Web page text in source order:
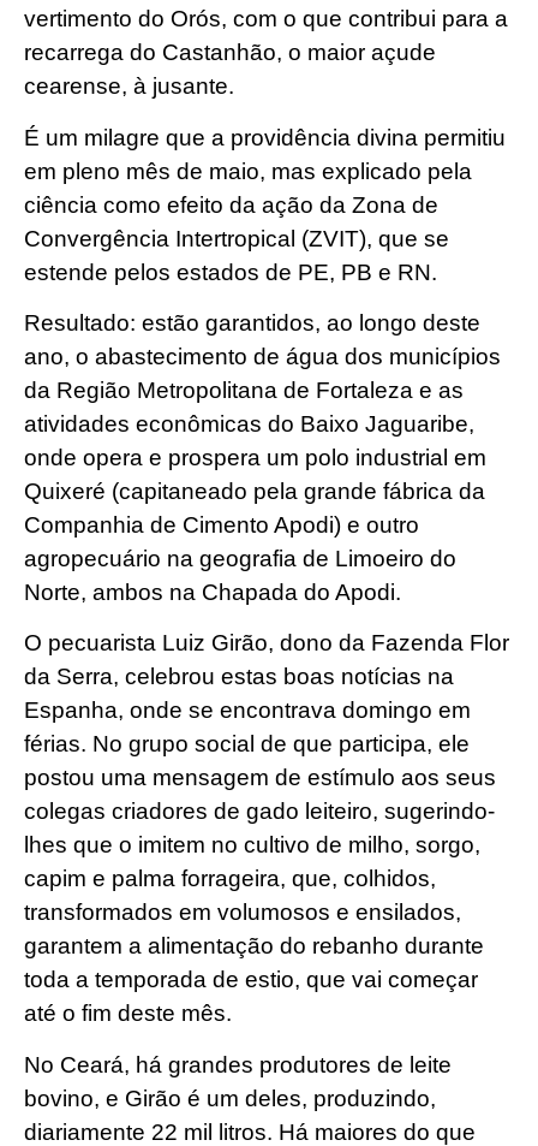
vertimento do Orós, com o que contribui para a
recarrega do Castanhão, o maior açude
cearense, à jusante.
É um milagre que a providência divina permitiu
em pleno mês de maio, mas explicado pela
ciência como efeito da ação da Zona de
Convergência Intertropical (ZVIT), que se
estende pelos estados de PE, PB e RN.
Resultado: estão garantidos, ao longo deste
ano, o abastecimento de água dos municípios
da Região Metropolitana de Fortaleza e as
atividades econômicas do Baixo Jaguaribe,
onde opera e prospera um polo industrial em
Quixeré (capitaneado pela grande fábrica da
Companhia de Cimento Apodi) e outro
agropecuário na geografia de Limoeiro do
Norte, ambos na Chapada do Apodi.
O pecuarista Luiz Girão, dono da Fazenda Flor
da Serra, celebrou estas boas notícias na
Espanha, onde se encontrava domingo em
férias. No grupo social de que participa, ele
postou uma mensagem de estímulo aos seus
colegas criadores de gado leiteiro, sugerindo-
lhes que o imitem no cultivo de milho, sorgo,
capim e palma forrageira, que, colhidos,
transformados em volumosos e ensilados,
garantem a alimentação do rebanho durante
toda a temporada de estio, que vai começar
até o fim deste mês.
No Ceará, há grandes produtores de leite
bovino, e Girão é um deles, produzindo,
diariamente 22 mil litros. Há maiores do que